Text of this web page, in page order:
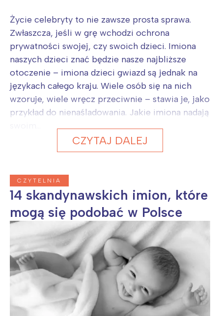
Życie celebryty to nie zawsze prosta sprawa.
Zwłaszcza, jeśli w grę wchodzi ochrona
prywatności swojej, czy swoich dzieci. Imiona
naszych dzieci znać będzie nasze najbliższe
otoczenie – imiona dzieci gwiazd są jednak na
językach całego kraju. Wiele osób się na nich
wzoruje, wiele wręcz przeciwnie – stawia je, jako
przykład do nienaśladowania. Jakie imiona nadają
CZYTAJ DALEJ
CZYTELNIA
14 skandynawskich imion, które
mogą się podobać w Polsce